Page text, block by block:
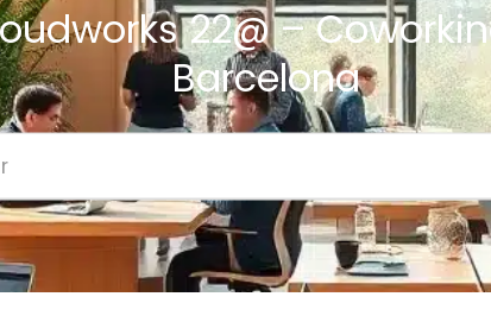
22@ –
Barcelona